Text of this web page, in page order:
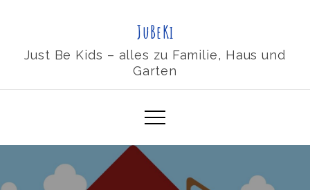
content
JuBeKi
Just Be Kids – alles zu Familie, Haus und
Garten